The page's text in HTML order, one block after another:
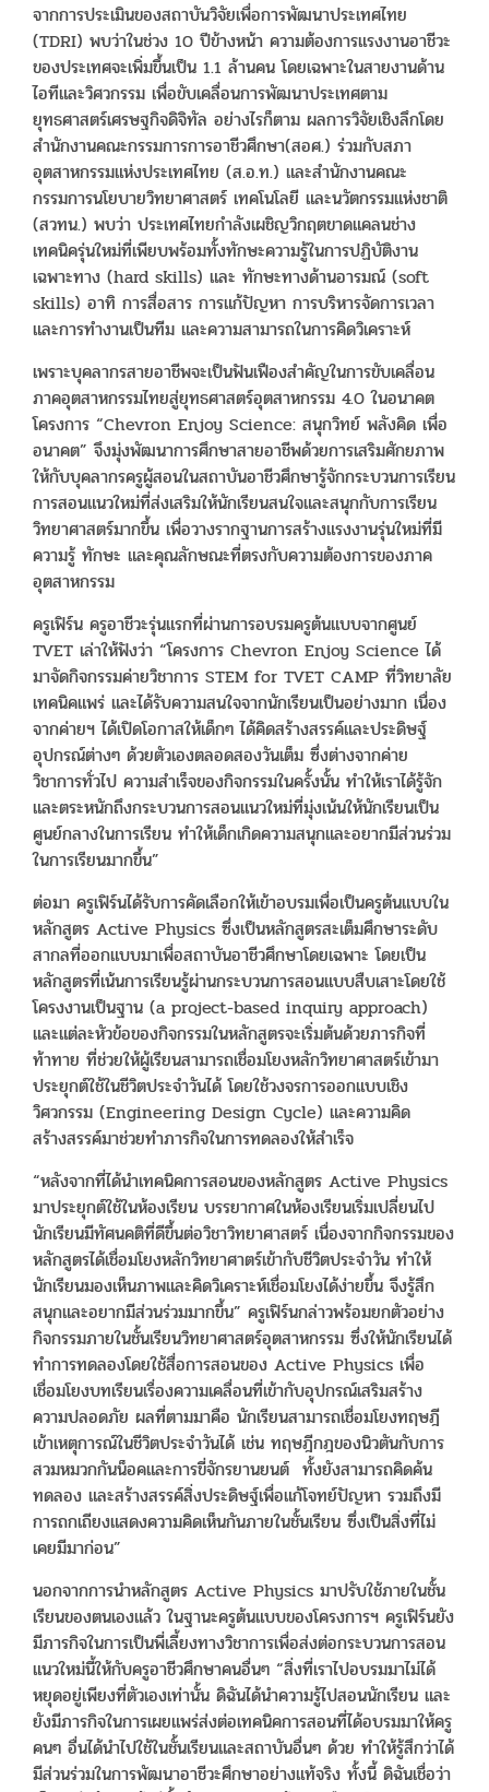
จากการประเมินของสถาบันวิจัยเพื่อการพัฒนาประเทศไทย
(TDRI) พบว่าในช่วง 10 ปีข้างหน้า ความต้องการแรงงานอาชีวะ
ของประเทศจะเพิ่มขึ้นเป็น 1.1 ล้านคน โดยเฉพาะในสายงานด้าน
ไอทีและวิศวกรรม เพื่อขับเคลื่อนการพัฒนาประเทศตาม
ยุทธศาสตร์เศรษฐกิจดิจิทัล อย่างไรก็ตาม ผลการวิจัยเชิงลึกโดย
สำนักงานคณะกรรมการการอาชีวศึกษา(สอศ.) ร่วมกับสภา
อุตสาหกรรมแห่งประเทศไทย (ส.อ.ท.) และสำนักงานคณะ
กรรมการนโยบายวิทยาศาสตร์ เทคโนโลยี และนวัตกรรมแห่งชาติ
(สวทน.) พบว่า ประเทศไทยกำลังเผชิญวิกฤตขาดแคลนช่าง
เทคนิครุ่นใหม่ที่เพียบพร้อมทั้งทักษะความรู้ในการปฏิบัติงาน
เฉพาะทาง (hard skills) และ ทักษะทางด้านอารมณ์ (soft
skills) อาทิ การสื่อสาร การแก้ปัญหา การบริหารจัดการเวลา
และการทำงานเป็นทีม และความสามารถในการคิดวิเคราะห์
เพราะบุคลากรสายอาชีพจะเป็นฟันเฟืองสำคัญในการขับเคลื่อน
ภาคอุตสาหกรรมไทยสู่ยุทธศาสตร์อุตสาหกรรม 4.0 ในอนาคต
โครงการ “Chevron Enjoy Science: สนุกวิทย์ พลังคิด เพื่อ
อนาคต” จึงมุ่งพัฒนาการศึกษาสายอาชีพด้วยการเสริมศักยภาพ
ให้กับบุคลากรครูผู้สอนในสถาบันอาชีวศึกษารู้จักกระบวนการเรียน
การสอนแนวใหม่ที่ส่งเสริมให้นักเรียนสนใจและสนุกกับการเรียน
วิทยาศาสตร์มากขึ้น เพื่อวางรากฐานการสร้างแรงงานรุ่นใหม่ที่มี
ความรู้ ทักษะ และคุณลักษณะที่ตรงกับความต้องการของภาค
อุตสาหกรรม
ครูเฟิร์น ครูอาชีวะรุ่นแรกที่ผ่านการอบรมครูต้นแบบจากศูนย์
TVET เล่าให้ฟังว่า “โครงการ Chevron Enjoy Science ได้
มาจัดกิจกรรมค่ายวิชาการ STEM for TVET CAMP ที่วิทยาลัย
เทคนิคแพร่ และได้รับความสนใจจากนักเรียนเป็นอย่างมาก เนื่อง
จากค่ายฯ ได้เปิดโอกาสให้เด็กๆ ได้คิดสร้างสรรค์และประดิษฐ์
อุปกรณ์ต่างๆ ด้วยตัวเองตลอดสองวันเต็ม ซึ่งต่างจากค่าย
วิชาการทั่วไป ความสำเร็จของกิจกรรมในครั้งนั้น ทำให้เราได้รู้จัก
และตระหนักถึงกระบวนการสอนแนวใหม่ที่มุ่งเน้นให้นักเรียนเป็น
ศูนย์กลางในการเรียน ทำให้เด็กเกิดความสนุกและอยากมีส่วนร่วม
ในการเรียนมากขึ้น”
ต่อมา ครูเฟิร์นได้รับการคัดเลือกให้เข้าอบรมเพื่อเป็นครูต้นแบบใน
หลักสูตร Active Physics ซึ่งเป็นหลักสูตรสะเต็มศึกษาระดับ
สากลที่ออกแบบมาเพื่อสถาบันอาชีวศึกษาโดยเฉพาะ โดยเป็น
หลักสูตรที่เน้นการเรียนรู้ผ่านกระบวนการสอนแบบสืบเสาะโดยใช้
โครงงานเป็นฐาน (a project-based inquiry approach)
และแต่ละหัวข้อของกิจกรรมในหลักสูตรจะเริ่มต้นด้วยภารกิจที่
ท้าทาย ที่ช่วยให้ผู้เรียนสามารถเชื่อมโยงหลักวิทยาศาสตร์เข้ามา
ประยุกต์ใช้ในชีวิตประจำวันได้ โดยใช้วงจรการออกแบบเชิง
วิศวกรรม (Engineering Design Cycle) และความคิด
สร้างสรรค์มาช่วยทำภารกิจในการทดลองให้สำเร็จ
“หลังจากที่ได้นำเทคนิคการสอนของหลักสูตร Active Physics
มาประยุกต์ใช้ในห้องเรียน บรรยากาศในห้องเรียนเริ่มเปลี่ยนไป
นักเรียนมีทัศนคติที่ดีขึ้นต่อวิชาวิทยาศาสตร์ เนื่องจากกิจกรรมของ
หลักสูตรได้เชื่อมโยงหลักวิทยาศาตร์เข้ากับชีวิตประจำวัน ทำให้
นักเรียนมองเห็นภาพและคิดวิเคราะห์เชื่อมโยงได้ง่ายขึ้น จึงรู้สึก
สนุกและอยากมีส่วนร่วมมากขึ้น” ครูเฟิร์นกล่าวพร้อมยกตัวอย่าง
กิจกรรมภายในชั้นเรียนวิทยาศาสตร์อุตสาหกรรม ซึ่งให้นักเรียนได้
ทำการทดลองโดยใช้สื่อการสอนของ Active Physics เพื่อ
เชื่อมโยงบทเรียนเรื่องความเคลื่อนที่เข้ากับอุปกรณ์เสริมสร้าง
ความปลอดภัย ผลที่ตามมาคือ นักเรียนสามารถเชื่อมโยงทฤษฎี
เข้าเหตุการณ์ในชีวิตประจำวันได้ เช่น ทฤษฎีกฎของนิวตันกับการ
สวมหมวกกันน็อคและการขี่จักรยานยนต์ ทั้งยังสามารถคิดค้น
ทดลอง และสร้างสรรค์สิ่งประดิษฐ์เพื่อแก้โจทย์ปัญหา รวมถึงมี
การถกเถียงแสดงความคิดเห็นกันภายในชั้นเรียน ซึ่งเป็นสิ่งที่ไม่
เคยมีมาก่อน”
นอกจากการนำหลักสูตร Active Physics มาปรับใช้ภายในชั้น
เรียนของตนเองแล้ว ในฐานะครูต้นแบบของโครงการฯ ครูเฟิร์นยัง
มีภารกิจในการเป็นพี่เลี้ยงทางวิชาการเพื่อส่งต่อกระบวนการสอน
แนวใหม่นี้ให้กับครูอาชีวศึกษาคนอื่นๆ “สิ่งที่เราไปอบรมมาไม่ได้
หยุดอยู่เพียงที่ตัวเองเท่านั้น ดิฉันได้นำความรู้ไปสอนนักเรียน และ
ยังมีภารกิจในการเผยแพร่ส่งต่อเทคนิคการสอนที่ได้อบรมมาให้ครู
คนๆ อื่นได้นำไปใช้ในชั้นเรียนและสถาบันอื่นๆ ด้วย ทำให้รู้สึกว่าได้
มีส่วนร่วมในการพัฒนาอาชีวะศึกษาอย่างแท้จริง ทั้งนี้ ดิฉันเชื่อว่า